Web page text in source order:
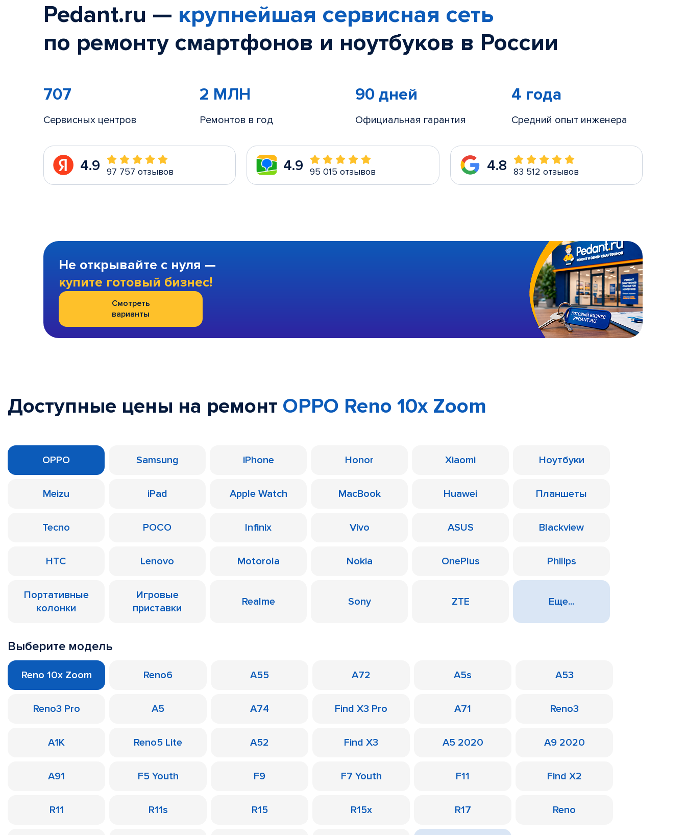
Pedant.ru — крупнейшая сервисная сеть
по ремонту смартфонов и ноутбуков в России
707
Сервисных центров
2 МЛН
Ремонтов в год
90 дней
Официальная гарантия
4 года
Средний опыт инженера
4.9 97 757 отзывов 4.9 95 015 отзывов 4.8 83 512 отзывов
Не открывайте с нуля —
купите готовый бизнес!
Смотреть
варианты
Доступные цены на ремонт OPPO Reno 10x Zoom
OPPO Samsung iPhone Honor Xiaomi Ноутбуки
Meizu iPad Apple Watch MacBook Huawei Планшеты
Tecno POCO Infinix Vivo ASUS Blackview
HTC Lenovo Motorola Nokia OnePlus Philips
Портативные
колонки
Игровые
приставки
Realme Sony ZTE Еще...
Выберите модель
Reno 10x Zoom Reno6 A55 A72 A5s A53
Reno3 Pro A5 A74 Find X3 Pro A71 Reno3
A1K Reno5 Lite A52 Find X3 A5 2020 A9 2020
A91 F5 Youth F9 F7 Youth F11 Find X2
R11 R11s R15 R15x R17 Reno